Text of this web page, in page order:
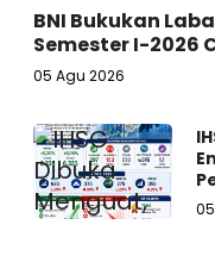
BNI Bukukan
Semester I-2026
05 Agu 2026